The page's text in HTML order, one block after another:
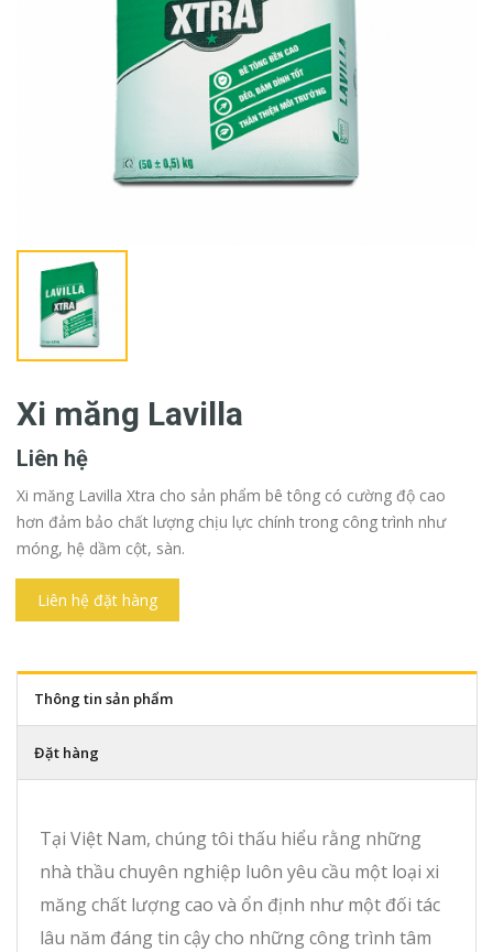
Xi măng Lavilla
Liên hệ
Xi măng Lavilla Xtra cho sản phẩm bê tông có cường độ cao
hơn đảm bảo chất lượng chịu lực chính trong công trình như
móng, hệ dầm cột, sàn.
Liên hệ đặt hàng
Thông tin sản phẩm
Đặt hàng
Tại Việt Nam, chúng tôi thấu hiểu rằng những
nhà thầu chuyên nghiệp luôn yêu cầu một loại xi
măng chất lượng cao và ổn định như một đối tác
lâu năm đáng tin cậy cho những công trình tâm